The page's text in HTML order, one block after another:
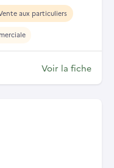
aux particuliers
Voir la fiche